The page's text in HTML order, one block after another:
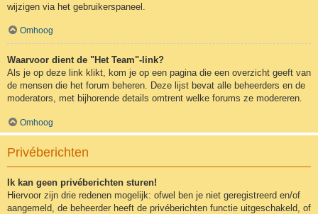
wijzigen via het gebruikerspaneel.
Omhoog
Waarvoor dient de "Het Team"-link?
Als je op deze link klikt, kom je op een pagina die een overzicht geeft van
de mensen die het forum beheren. Deze lijst bevat alle beheerders en de
moderators, met bijhorende details omtrent welke forums ze modereren.
Omhoog
Privéberichten
Ik kan geen privéberichten sturen!
Hiervoor zijn drie redenen mogelijk: ofwel ben je niet geregistreerd en/of
aangemeld, de beheerder heeft de privéberichten functie uitgeschakeld, of